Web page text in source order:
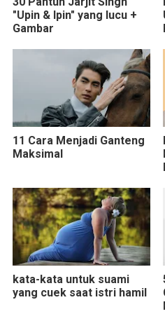
"Upin & Ipin" yang lucu +
Gambar
11 Cara Menjadi Ganteng
Maksimal
kata-kata untuk suami
yang cuek saat istri hamil